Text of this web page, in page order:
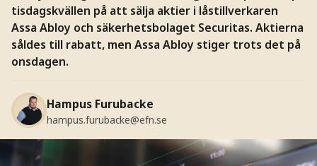
tisdagskvällen på att sälja aktier i låstillverkaren
Assa Abloy och säkerhetsbolaget Securitas. Aktierna
såldes till rabatt, men Assa Abloy stiger trots det på
onsdagen.
Hampus Furubacke
hampus.furubacke@efn.se